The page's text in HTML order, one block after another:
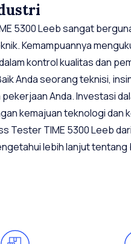
5300 Leeb sangat
Kemampuannya
kontrol kualitas dan
Anda seorang teknisi,
Anda. Investasi
kemajuan teknologi
Tester TIME 5300 Leeb
lebih lanjut